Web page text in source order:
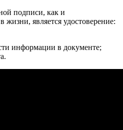
подписи, как и
жизни, является удостоверение:
информации в документе;